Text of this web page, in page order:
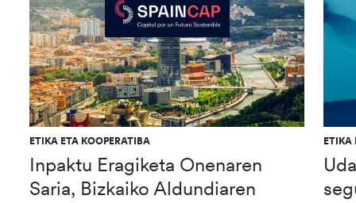
ETIKA ETA KOOPERATIBA
Inpaktu Eragiketa Onenaren
Saria, Bizkaiko Aldundiaren
ETIKA